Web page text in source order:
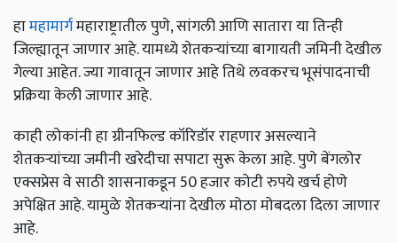
हामहामार्गमहाराष्ट्रातील पुणे, सांगली आणि सातारा या तिन्ही
जिल्ह्यातून जाणार आहे. यामध्ये शेतकऱ्यांच्या बागायती जमिनी देखील
गेल्या आहेत. ज्या गावातून जाणार आहे तिथे लवकरच भूसंपादनाची
प्रक्रिया केली जाणार आहे.
काही लोकांनी हा ग्रीनफिल्ड कॉरिडॉर राहणार असल्याने
शेतकऱ्यांच्या जमीनी खरेदीचा सपाटा सुरू केला आहे. पुणे बेंगलोर
एक्सप्रेस वे साठी शासनाकडून 50 हजार कोटी रुपये खर्च होणे
अपेक्षित आहे. यामुळे शेतकऱ्यांना देखील मोठा मोबदला दिला जाणार
आहे.